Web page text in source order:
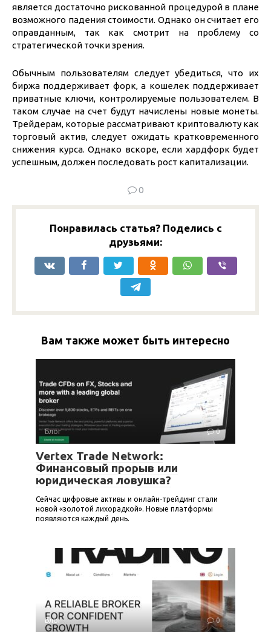
является достаточно рискованной процедурой в плане
возможного падения стоимости. Однако он считает его
оправданным, так как смотрит на проблему со
стратегической точки зрения.
Обычным пользователям следует убедиться, что их
биржа поддерживает форк, а кошелек поддерживает
приватные ключи, контролируемые пользователем. В
таком случае на счет будут начислены новые монеты.
Трейдерам, которые рассматривают криптовалюту как
торговый актив, следует ожидать кратковременного
снижения курса. Однако вскоре, если хардфорк будет
успешным, должен последовать рост капитализации.
0
Понравилась статья? Поделись с
друзьями:
Вам также может быть интересно
Блог 0
Vertex Trade Network:
Финансовый прорыв или
юридическая ловушка?
Сейчас цифровые активы и онлайн-трейдинг стали
новой «золотой лихорадкой». Новые платформы
появляются каждый день.
Блог 0